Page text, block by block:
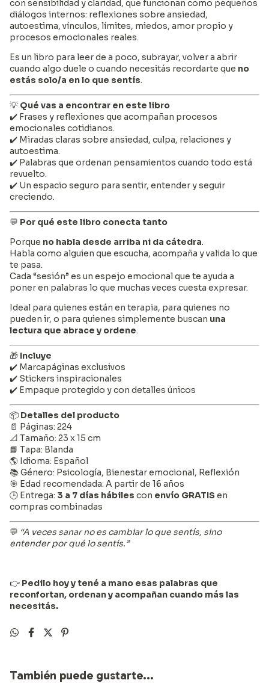
con sensibilidad y claridad, que funcionan como pequeños
diálogos internos: reflexiones sobre ansiedad,
autoestima, vínculos, límites, miedos, amor propio y
procesos emocionales reales.
Es un libro para leer de a poco, subrayar, volver a abrir
cuando algo duele o cuando necesitás recordarte que no
estás solo/a en lo que sentís.
💡 Qué vas a encontrar en este libro
✔️ Frases y reflexiones que acompañan procesos
emocionales cotidianos.
✔️ Miradas claras sobre ansiedad, culpa, relaciones y
autoestima.
✔️ Palabras que ordenan pensamientos cuando todo está
revuelto.
✔️ Un espacio seguro para sentir, entender y seguir
creciendo.
💬 Por qué este libro conecta tanto
Porque no habla desde arriba ni da cátedra.
Habla como alguien que escucha, acompaña y valida lo que
te pasa.
Cada “sesión” es un espejo emocional que te ayuda a
poner en palabras lo que muchas veces cuesta expresar.
Ideal para quienes están en terapia, para quienes no
pueden ir, o para quienes simplemente buscan una
lectura que abrace y ordene.
🎁 Incluye
✔️ Marcapáginas exclusivos
✔️ Stickers inspiracionales
✔️ Empaque protegido y con detalles únicos
📦 Detalles del producto
📄 Páginas: 224
📐 Tamaño: 23 x 15 cm
📘 Tapa: Blanda
🌎 Idioma: Español
📚 Género: Psicología, Bienestar emocional, Reflexión
🎯 Edad recomendada: A partir de 16 años
🕒 Entrega: 3 a 7 días hábiles con envío GRATISen
compras combinadas
💬 “A veces sanar no es cambiar lo que sentís, sino
entender por qué lo sentís.”
👉 Pedilo hoy y tené a mano esas palabras que
reconfortan, ordenan y acompañan cuando más las
necesitás.
También puede gustarte...